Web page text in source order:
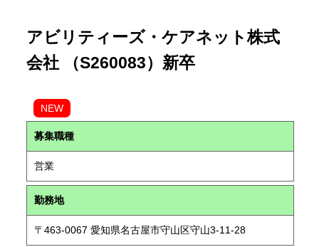
アビリティーズ・ケアネット株式
会社 （S260083）新卒
NEW
募集職種
営業
勤務地
〒463-0067 愛知県名古屋市守山区守山3-11-28